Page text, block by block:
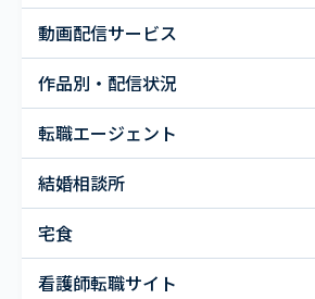
動画配信サービス
作品別・配信状況
転職エージェント
結婚相談所
宅食
看護師転職サイト